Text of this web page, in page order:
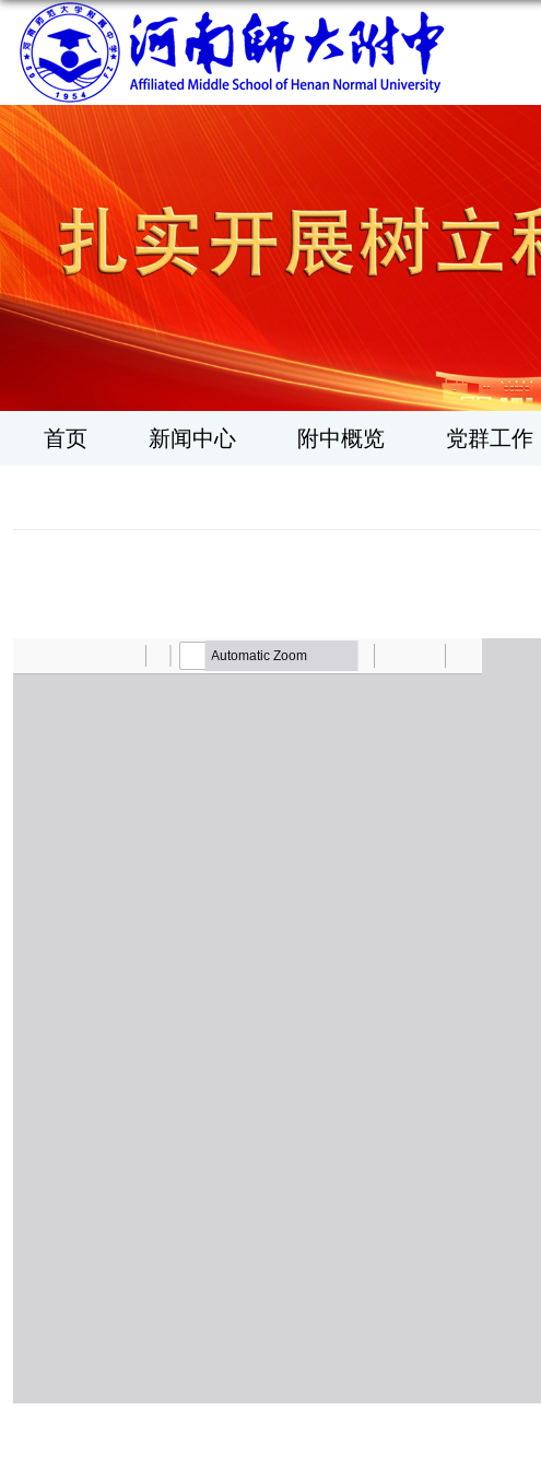
首页 新闻中心 附中概览 党群工作